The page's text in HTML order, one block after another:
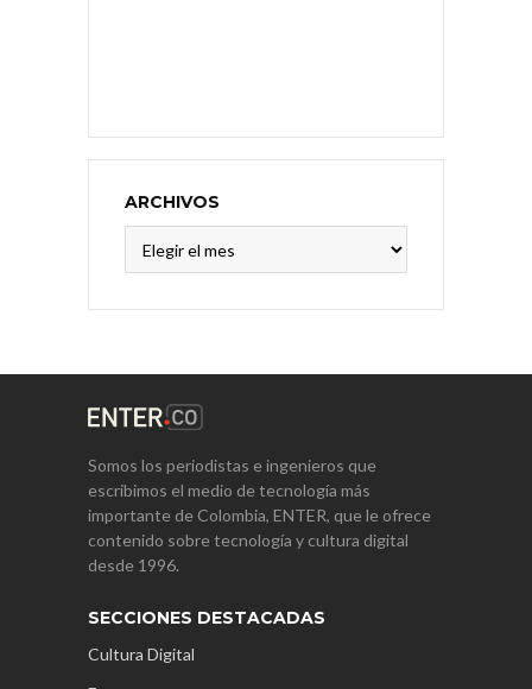
ARCHIVOS
Somos los periodistas e ingenieros que
escribimos el medio de tecnología más
importante de Colombia, ENTER, que le ofrece
contenido sobre tecnología y cultura digital
desde 1996.
SECCIONES DESTACADAS
Cultura Digital